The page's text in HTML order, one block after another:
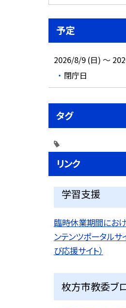
予定
2026/8/9 (日) ～
閉庁日
タグ
リンク
学習支援
臨時休業期間にお
ンテンツポータルサ
び応援サイト）
枚方市教委ブ